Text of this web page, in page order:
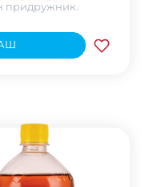
придружник.